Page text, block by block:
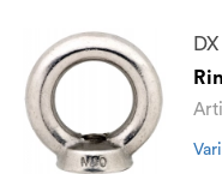
DX